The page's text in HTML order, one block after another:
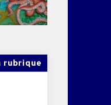
rubrique